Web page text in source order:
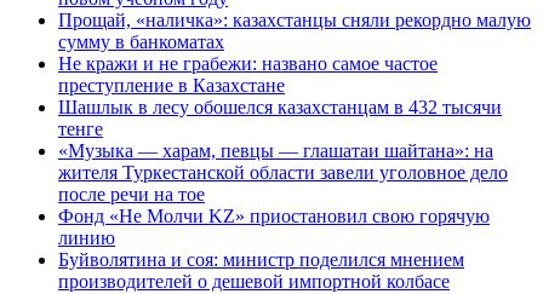
Прощай, «наличка»: казахстанцы сняли рекордно малую
сумму в банкоматах
Не кражи и не грабежи: названо самое частое
преступление в Казахстане
Шашлык в лесу обошелся казахстанцам в 432 тысячи
тенге
«Музыка — харам, певцы — глашатаи шайтана»: на
жителя Туркестанской области завели уголовное дело
после речи на тое
Фонд «Не Молчи KZ» приостановил свою горячую
линию
Буйволятина и соя: министр поделился мнением
производителей о дешевой импортной колбасе